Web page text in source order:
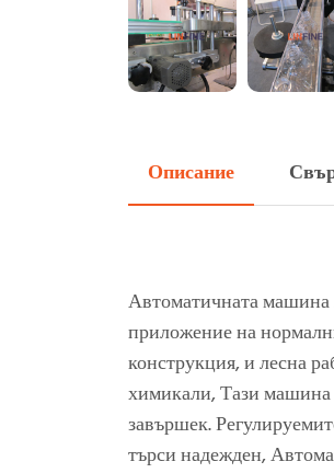
Описание
Автоматичната машина
приложение на
конструкция, и лесна
химикали, Тази машина
завършек.
търси надежден,